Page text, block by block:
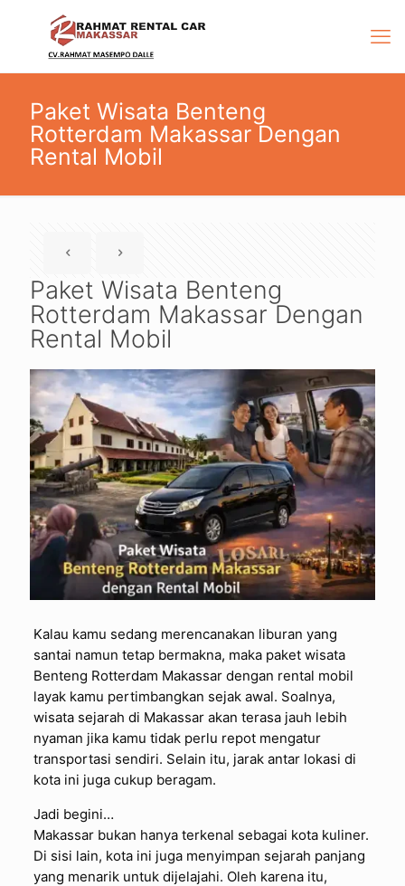
Paket Wisata Benteng
Rotterdam Makassar Dengan
Rental Mobil
Paket Wisata Benteng
Rotterdam Makassar Dengan
Rental Mobil
Kalau kamu sedang merencanakan liburan yang
santai namun tetap bermakna, maka paket wisata
Benteng Rotterdam Makassar dengan rental mobil
layak kamu pertimbangkan sejak awal. Soalnya,
wisata sejarah di Makassar akan terasa jauh lebih
nyaman jika kamu tidak perlu repot mengatur
transportasi sendiri. Selain itu, jarak antar lokasi di
kota ini juga cukup beragam.
Jadi begini…
Makassar bukan hanya terkenal sebagai kota kuliner.
Di sisi lain, kota ini juga menyimpan sejarah panjang
yang menarik untuk dijelajahi. Oleh karena itu,